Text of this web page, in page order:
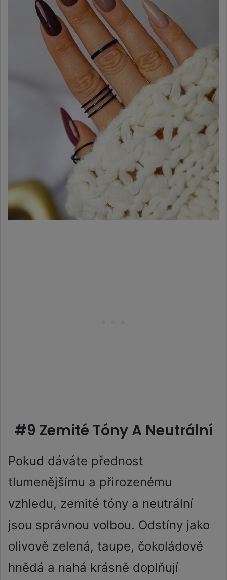
#9 Zemité Tóny A Neutrální
Pokud dáváte přednost
tlumenějšímu a přirozenému
vzhledu, zemité tóny a neutrální
jsou správnou volbou. Odstíny jako
olivově zelená, taupe, čokoládově
hnědá a nahá krásně doplňují